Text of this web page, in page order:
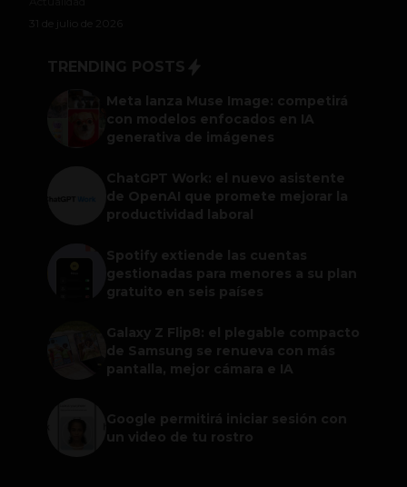
31 de julio de 2026
TRENDING POSTS
Meta lanza Muse Image: competirá
con modelos enfocados en IA
generativa de imágenes
ChatGPT Work: el nuevo asistente
de OpenAI que promete mejorar la
productividad laboral
Spotify extiende las cuentas
gestionadas para menores a su plan
gratuito en seis países
Galaxy Z Flip8: el plegable compacto
de Samsung se renueva con más
pantalla, mejor cámara e IA
Google permitirá iniciar sesión con
un video de tu rostro